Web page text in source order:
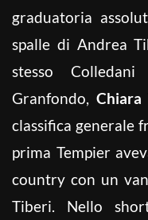
graduatoria
spalle di Andrea
stesso
Granfondo, Chiara
classifica generale
prima Tempier
country con un
Tiberi. Nello